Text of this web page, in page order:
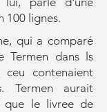
100 lignes.
qui a comparé
Termen dans ls
ceu contenaient
Termen aurait
que le livree de